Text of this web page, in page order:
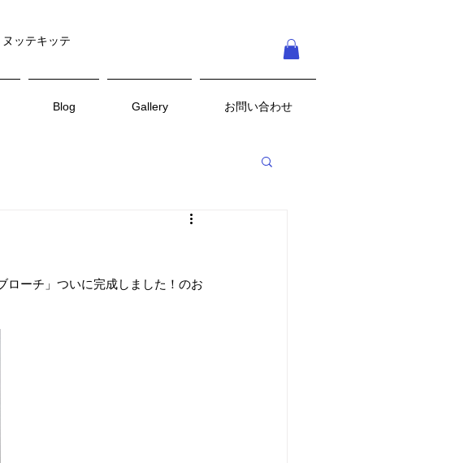
ッテキッテ
Blog Gallery お問い合わせ
ローチ」ついに完成しました！のお